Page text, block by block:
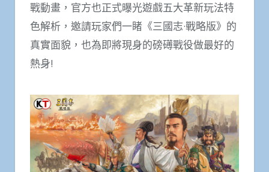
戰動畫，官方也正式曝光遊戲五大革新玩法特
色解析，邀請玩家們一睹《三國志·戰略版》的
真實面貌，也為即將現身的磅礡戰役做最好的
熱身!